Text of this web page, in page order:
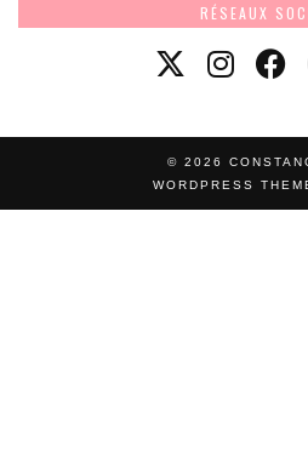
RÉSEAUX
© 2026
WORDPRESS